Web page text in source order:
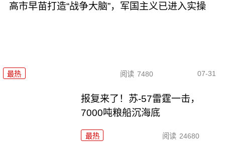
高市早苗打造“战争大脑”，军国主义已进入实操
最热 阅读 7480 07-31
报复来了！苏-57雷霆一击，
7000吨粮船沉海底
最热 阅读 24680